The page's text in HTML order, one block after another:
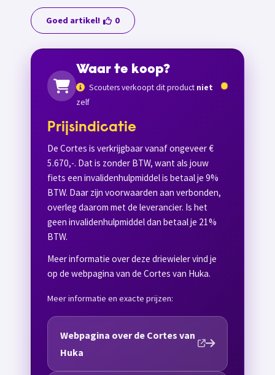
Goed artikel! 0
Waar te koop?
Scouters verkoopt dit product niet
zelf
Prijsindicatie
De Cortes is verkrijgbaar vanaf ongeveer €
5.670,-. Dat is zonder BTW, want als jouw
fiets een invalidenhulpmiddel is betaal je 9%
BTW. Daar zijn voorwaarden aan verbonden,
overleg daarom met de leverancier. Is het
geen invalidenhulpmiddel dan betaal je 21%
BTW.
Meer informatie over deze driewieler vind je
op de webpagina van de Cortes van Huka.
Meer informatie en exacte prijzen:
Webpagina over de Cortes van
Huka